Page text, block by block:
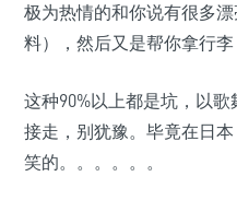
极为热情的和你说有很多
料），然后又是帮你拿行李
这种90%以上都是坑，以
接走，别犹豫。毕竟在日
笑的。。。。。。